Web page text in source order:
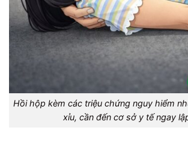
Hồi hộp kèm các triệu chứng nguy hiểm
xỉu, cần đến cơ sở y tế ngay